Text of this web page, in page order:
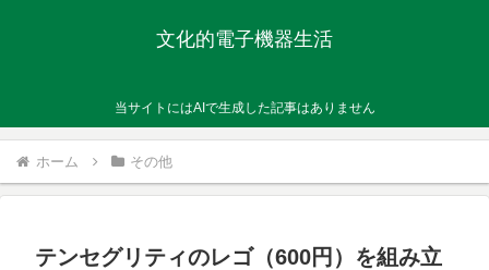
文化的電子機器生活
当サイトにはAIで生成した記事はありません
ホーム その他
テンセグリティのレゴ（600円）を組み立